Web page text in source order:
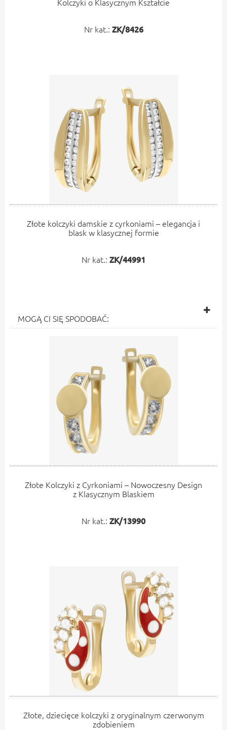
Nr kat.: ZK/8426
Złote kolczyki damskie z cyrkoniami – elegancja i
blask w klasycznej formie
Nr kat.: ZK/44991
MOGĄ CI SIĘ SPODOBAĆ:
Złote Kolczyki z Cyrkoniami – Nowoczesny Design
z Klasycznym Blaskiem
Nr kat.: ZK/13990
Złote, dziecięce kolczyki z oryginalnym czerwonym
zdobieniem